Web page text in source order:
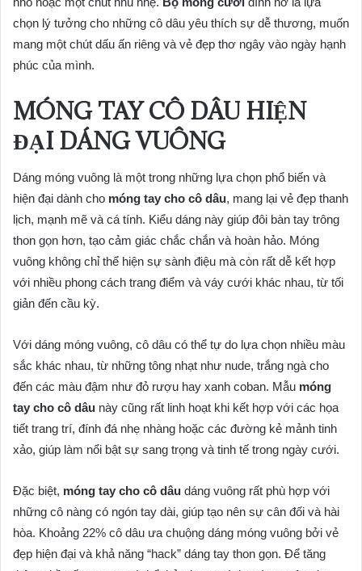
chọn lý tưởng cho những cô dâu yêu thích sự dễ thương, muốn
mang một chút dấu ấn riêng và vẻ đẹp thơ ngây vào ngày hạnh
phúc của mình.
MÓNG TAY CÔ DÂU HIỆN
ĐẠI DÁNG VUÔNG
Dáng móng vuông là một trong những lựa chọn phổ biến và
hiện đại dành cho móng tay cho cô dâu, mang lại vẻ đẹp thanh
lịch, mạnh mẽ và cá tính. Kiểu dáng này giúp đôi bàn tay trông
thon gọn hơn, tạo cảm giác chắc chắn và hoàn hảo. Móng
vuông không chỉ thể hiện sự sành điệu mà còn rất dễ kết hợp
với nhiều phong cách trang điểm và váy cưới khác nhau, từ tối
giản đến cầu kỳ.
Với dáng móng vuông, cô dâu có thể tự do lựa chọn nhiều màu
sắc khác nhau, từ những tông nhạt như nude, trắng ngà cho
đến các màu đậm như đỏ rượu hay xanh coban. Mẫu móng
tay cho cô dâu này cũng rất linh hoạt khi kết hợp với các họa
tiết trang trí, đính đá nhẹ nhàng hoặc các đường kẻ mảnh tinh
xảo, giúp làm nổi bật sự sang trọng và tinh tế trong ngày cưới.
Đặc biệt, móng tay cho cô dâu dáng vuông rất phù hợp với
những cô nàng có ngón tay dài, giúp tạo nên sự cân đối và hài
hòa. Khoảng 22% cô dâu ưa chuộng dáng móng vuông bởi vẻ
đẹp hiện đại và khả năng “hack” dáng tay thon gọn. Để tăng